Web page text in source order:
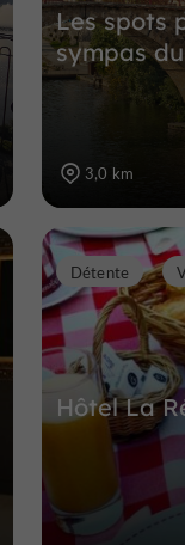
Les spots
sympas
3,0 km
Hôtel La
Détente